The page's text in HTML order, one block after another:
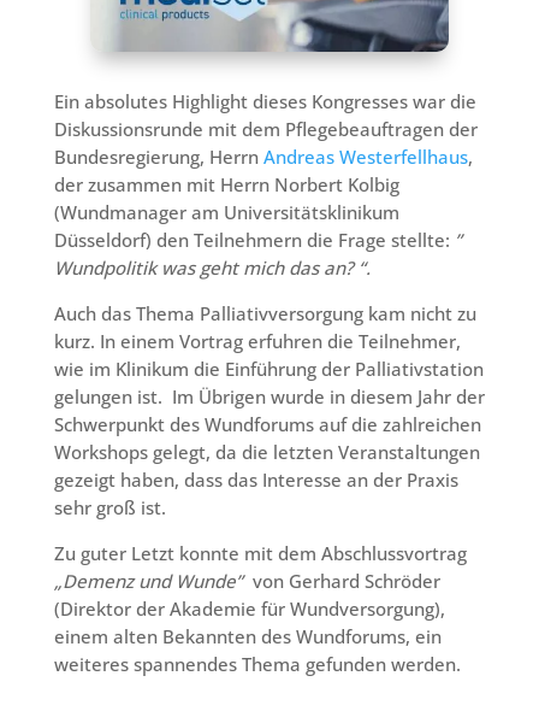
Ein absolutes Highlight dieses Kongresses war die
Diskussionsrunde mit dem Pflegebeauftragen der
Bundesregierung, Herrn Andreas Westerfellhaus,
der zusammen mit Herrn Norbert Kolbig
(Wundmanager am Universitätsklinikum
Düsseldorf) den Teilnehmern die Frage stellte: ”
Wundpolitik was geht mich das an? “.
Auch das Thema Palliativversorgung kam nicht zu
kurz. In einem Vortrag erfuhren die Teilnehmer,
wie im Klinikum die Einführung der Palliativstation
gelungen ist. Im Übrigen wurde in diesem Jahr der
Schwerpunkt des Wundforums auf die zahlreichen
Workshops gelegt, da die letzten Veranstaltungen
gezeigt haben, dass das Interesse an der Praxis
sehr groß ist.
Zu guter Letzt konnte mit dem Abschlussvortrag
„Demenz und Wunde”von Gerhard Schröder
(Direktor der Akademie für Wundversorgung),
einem alten Bekannten des Wundforums, ein
weiteres spannendes Thema gefunden werden.